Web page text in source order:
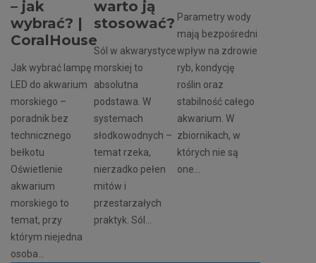
– jak
wybrać? |
CoralHouse
Jak wybrać lampę
LED do akwarium
morskiego –
poradnik bez
technicznego
bełkotu
Oświetlenie
akwarium
morskiego to
temat, przy
którym niejedna
osoba...
warto ją
stosować?
Sól w akwarystyce
morskiej to
absolutna
podstawa. W
systemach
słodkowodnych –
temat rzeka,
nierzadko pełen
mitów i
przestarzałych
praktyk. Sól...
Parametry wody
mają bezpośredni
wpływ na zdrowie
ryb, kondycję
roślin oraz
stabilność całego
akwarium. W
zbiornikach, w
których nie są
one...